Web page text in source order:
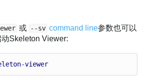
或 --sv command line参数也可以
Skeleton Viewer:
-viewer